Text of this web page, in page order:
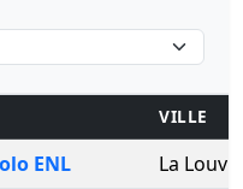
VILLE
ENL
La